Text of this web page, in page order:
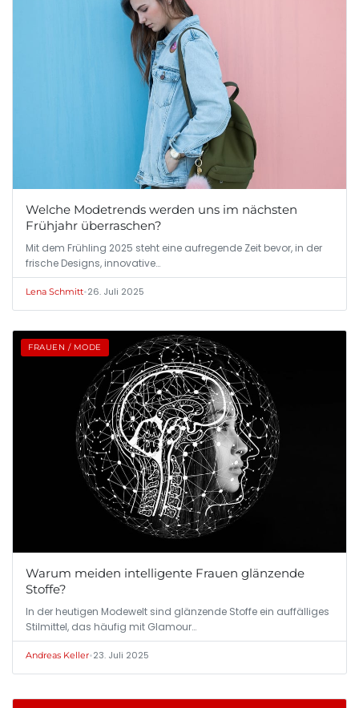
Welche Modetrends werden uns im nächsten
Frühjahr überraschen?
Mit dem Frühling 2025 steht eine aufregende Zeit bevor, in der
frische Designs, innovative…
Lena Schmitt•26. Juli 2025
FRAUEN / MODE
Warum meiden intelligente Frauen glänzende
Stoffe?
In der heutigen Modewelt sind glänzende Stoffe ein auffälliges
Stilmittel, das häufig mit Glamour…
Andreas Keller•23. Juli 2025